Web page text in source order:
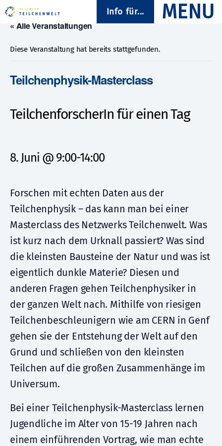
Info für...
« Alle Veranstaltungen
Diese Veranstaltung hat bereits stattgefunden.
Teilchenphysik-Masterclass
TeilchenforscherIn für einen Tag
8. Juni @ 9:00-14:00
Forschen mit echten Daten aus der
Teilchenphysik – das kann man bei einer
Masterclass des Netzwerks Teilchenwelt. Was
ist kurz nach dem Urknall passiert? Was sind
die kleinsten Bausteine der Natur und was ist
eigentlich dunkle Materie? Diesen und
anderen Fragen gehen Teilchenphysiker in
der ganzen Welt nach. Mithilfe von riesigen
Teilchenbeschleunigern wie am CERN in Genf
gehen sie der Entstehung der Welt auf den
Grund und schließen von den kleinsten
Teilchen auf die großen Zusammenhänge im
Universum.
Bei einer Teilchenphysik-Masterclass lernen
Jugendliche im Alter von 15-19 Jahren nach
einem einführenden Vortrag, wie man echte